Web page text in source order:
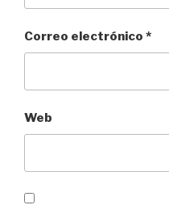
Correo electrónico *
Web